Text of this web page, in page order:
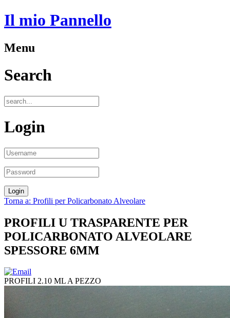
Il mio Pannello
Menu
Search
Login
Torna a: Profili per Policarbonato Alveolare
PROFILI U TRASPARENTE PER
POLICARBONATO ALVEOLARE
SPESSORE 6MM
PROFILI 2.10 ML A PEZZO